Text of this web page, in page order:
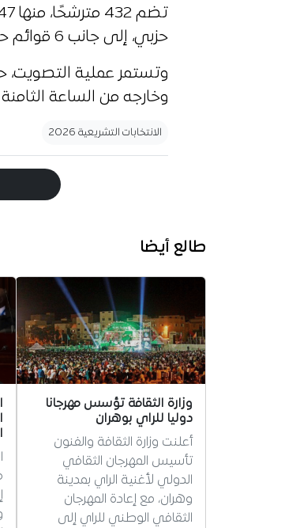
حزبي، إلى جانب 6 قوائم حرة.
وتستمر عملية التصويت،
وخارجه من الساعة
الانتخابات التشريعية 2026
طالع أيضا
وزارة الثقافة تؤسس مهرجانا
دوليا للراي بوهران
أعلنت وزارة الثقافة والفنون
تأسيس المهرجان الثقافي
الدولي لأغنية الراي بمدينة
وهران، مع إعادة المهرجان
الثقافي الوطني للراي إلى